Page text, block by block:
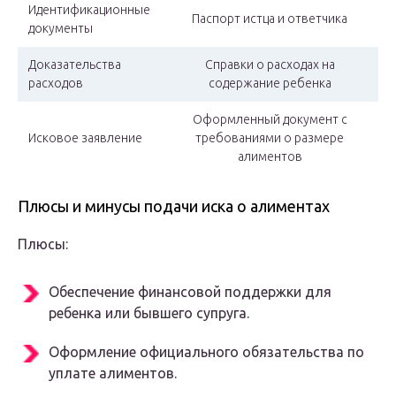
Идентификационные
документы
Паспорт истца и ответчика
Доказательства
расходов
Справки о расходах на
содержание ребенка
Исковое заявление
Оформленный документ с
требованиями о размере
алиментов
Плюсы и минусы подачи иска о алиментах
Плюсы:
Обеспечение финансовой поддержки для
ребенка или бывшего супруга.
Оформление официального обязательства по
уплате алиментов.